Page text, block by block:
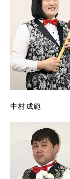
中村成範